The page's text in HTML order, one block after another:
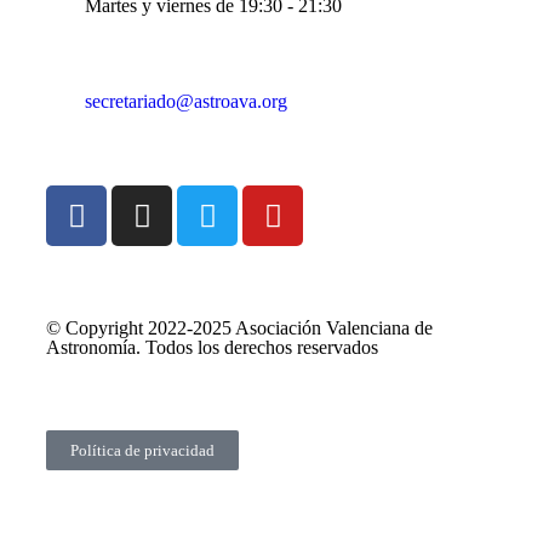
Martes y viernes de 19:30 - 21:30
secretariado@astroava.org
© Copyright 2022-2025 Asociación Valenciana de
Astronomía. Todos los derechos reservados
Política de privacidad